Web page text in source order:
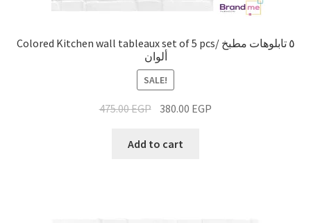
Colored Kitchen wall tableaux set of 5 pcs/ ٥ تابلوهات مطبخ
ألوان
SALE!
475.00EGP 380.00 EGP
Add to cart